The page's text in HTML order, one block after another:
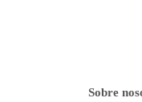
Sobre